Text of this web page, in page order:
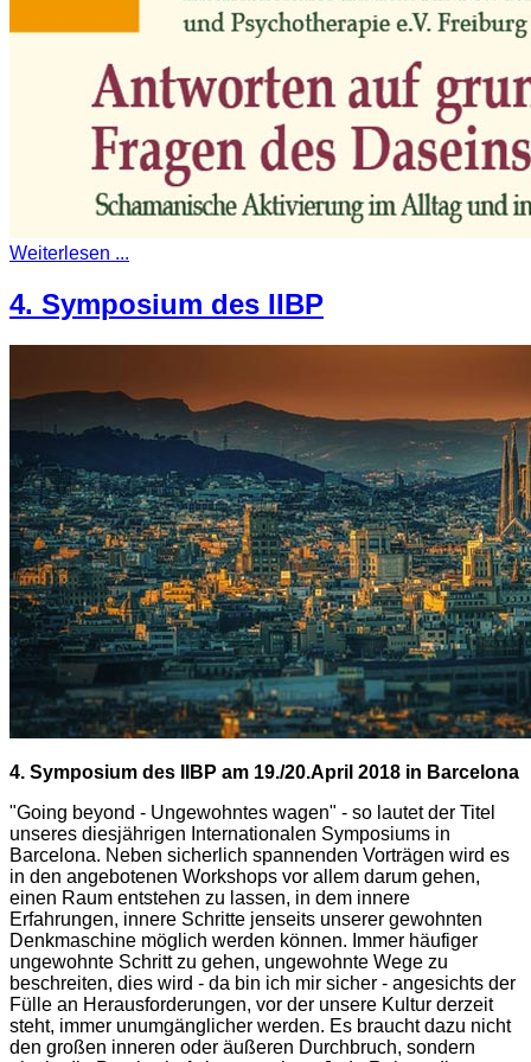
Weiterlesen ...
4. Symposium des IIBP
4. Symposium des IIBP am 19./20.April 2018 in Barcelona
"Going beyond - Ungewohntes wagen" - so lautet der Titel
unseres diesjährigen Internationalen Symposiums in
Barcelona. Neben sicherlich spannenden Vorträgen wird es
in den angebotenen Workshops vor allem darum gehen,
einen Raum entstehen zu lassen, in dem innere
Erfahrungen, innere Schritte jenseits unserer gewohnten
Denkmaschine möglich werden können. Immer häufiger
ungewohnte Schritt zu gehen, ungewohnte Wege zu
beschreiten, dies wird - da bin ich mir sicher - angesichts der
Fülle an Herausforderungen, vor der unsere Kultur derzeit
steht, immer unumgänglicher werden. Es braucht dazu nicht
den großen inneren oder äußeren Durchbruch, sondern